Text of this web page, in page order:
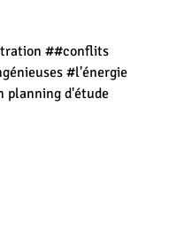
##conflits
#l'énergie
planning d'étude